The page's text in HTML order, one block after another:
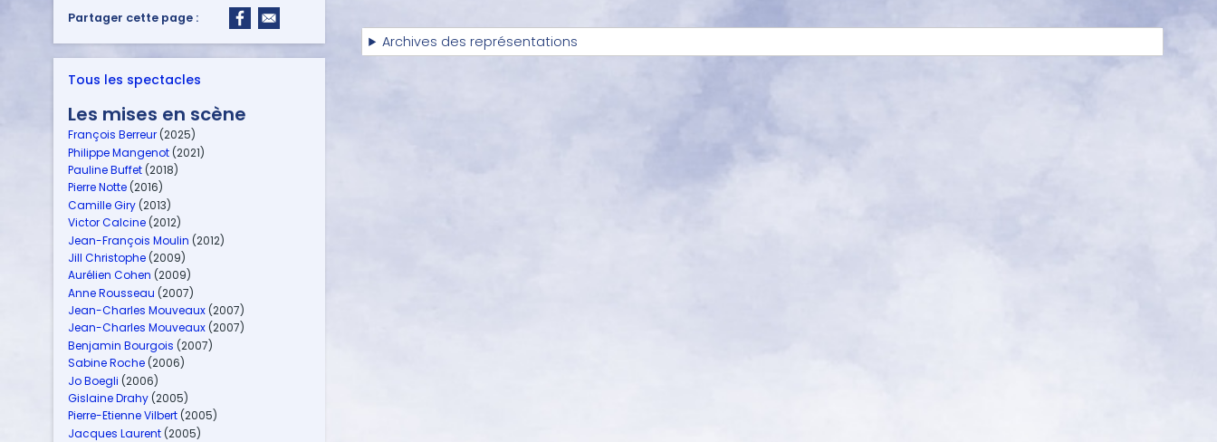
Archives des représentations
Partager cette page :
Tous les spectacles
Les mises en scène
François Berreur (2025)
Philippe Mangenot (2021)
Pauline Buffet (2018)
Pierre Notte (2016)
Camille Giry (2013)
Victor Calcine (2012)
Jean-François Moulin (2012)
Jill Christophe (2009)
Aurélien Cohen (2009)
Anne Rousseau (2007)
Jean-Charles Mouveaux (2007)
Jean-Charles Mouveaux (2007)
Benjamin Bourgois (2007)
Sabine Roche (2006)
Jo Boegli (2006)
Gislaine Drahy (2005)
Pierre-Etienne Vilbert (2005)
Jacques Laurent (2005)